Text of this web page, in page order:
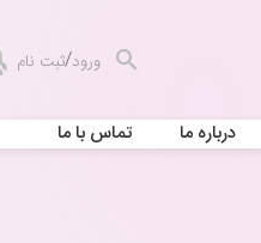
ورود/ثبت نام
درباره ما تماس با ما